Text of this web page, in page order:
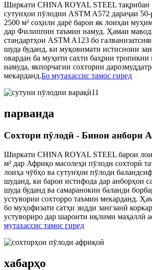
Ширкати CHINA ROYAL STEEL тақрибан
сутунҳои пӯлодии ASTM A572 дараҷаи 50-
2500 м² соҳили дарё барои як лоиҳаи
дар Филиппин таъмин намуд. Ҳамаи
стандартҳои ASTM A123 бо
шуда буданд, ки муқовимати истисноии
овардан ба муҳити сахти баҳрии
намуда, якпорчагии сохтории
мекарданд.Бо мутахассис тамос гиред
парванда
Сохтори пӯлодӣ - Бинои анбори
Ширкати CHINA ROYAL STEEL барои
м² дар Африқо масолеҳи пӯлоди сохторӣ
лоиҳа чӯбҳо ва сутунҳои пӯлоди
шуданд, ки барои истифода дар анборҳои
шуда буданд ва самаранокии баланди
устувории сохторро таъмин мекарданд.
бо муҳофизати сатҳи зидди зангзанӣ
устувориро дар шароити иқлими маҳаллӣ
мутахассис тамос гиред
хабарҳо